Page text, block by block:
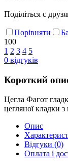
Поділіться с
Порівняти
100
1 2 3 4 5
0 відгуків
Короткий
Цегла Фагот
цегляної кладки
Опис
Відгуки (0)
Оплата і